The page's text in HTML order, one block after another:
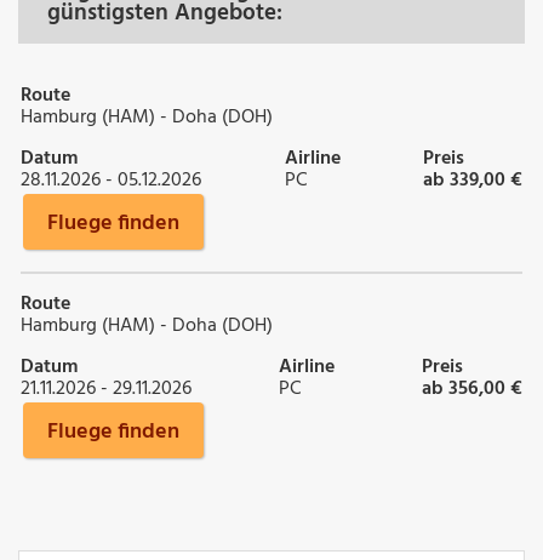
günstigsten Angebote:
Route
Hamburg (HAM) - Doha (DOH)
Datum
28.11.2026 - 05.12.2026
Airline
PC
Preis
ab 339,00 €
Fluege finden
Route
Hamburg (HAM) - Doha (DOH)
Datum
21.11.2026 - 29.11.2026
Airline
PC
Preis
ab 356,00 €
Fluege finden